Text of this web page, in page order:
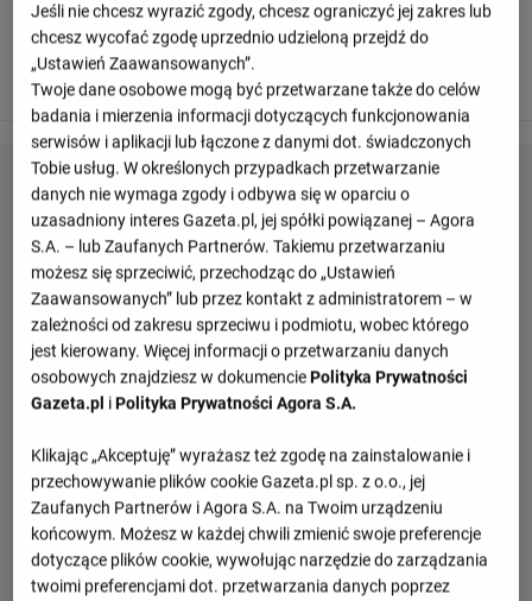
90+ 14'
Dobra próbę wykonuje Carlos Soler. Skierował piłkę na
bramkę, ale bramkarz broni.
Jeśli nie chcesz wyrazić zgody, chcesz ograniczyć jej zakres lub
chcesz wycofać zgodę uprzednio udzieloną przejdź do
„Ustawień Zaawansowanych”.
Twoje dane osobowe mogą być przetwarzane także do celów
badania i mierzenia informacji dotyczących funkcjonowania
serwisów i aplikacji lub łączone z danymi dot. świadczonych
Tobie usług. W określonych przypadkach przetwarzanie
danych nie wymaga zgody i odbywa się w oparciu o
uzasadniony interes Gazeta.pl, jej spółki powiązanej – Agora
S.A. – lub Zaufanych Partnerów. Takiemu przetwarzaniu
możesz się sprzeciwić, przechodząc do „Ustawień
Zaawansowanych” lub przez kontakt z administratorem – w
zależności od zakresu sprzeciwu i podmiotu, wobec którego
jest kierowany. Więcej informacji o przetwarzaniu danych
osobowych znajdziesz w dokumencie Polityka Prywatności
Gazeta.pl i Polityka Prywatności Agora S.A.
Klikając „Akceptuję” wyrażasz też zgodę na zainstalowanie i
przechowywanie plików cookie Gazeta.pl sp. z o.o., jej
Zaufanych Partnerów i Agora S.A. na Twoim urządzeniu
końcowym. Możesz w każdej chwili zmienić swoje preferencje
dotyczące plików cookie, wywołując narzędzie do zarządzania
twoimi preferencjami dot. przetwarzania danych poprzez